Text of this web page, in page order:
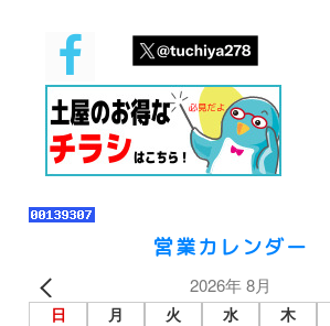
営業カレンダー
2026年 8月
日 月 火 水 木